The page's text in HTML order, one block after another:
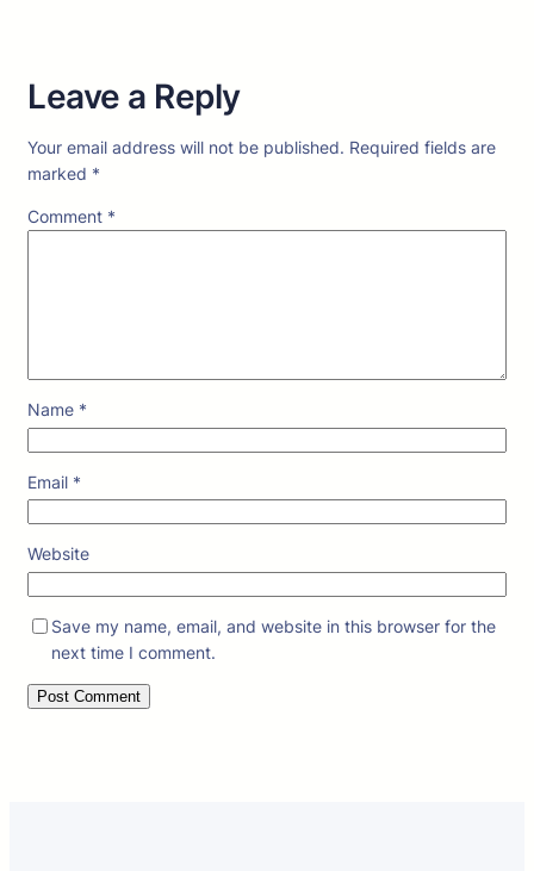
Leave a Reply
Your email address will not be published. Required fields are
marked *
Comment *
Name *
Email *
Website
Save my name, email, and website in this browser for the
next time I comment.